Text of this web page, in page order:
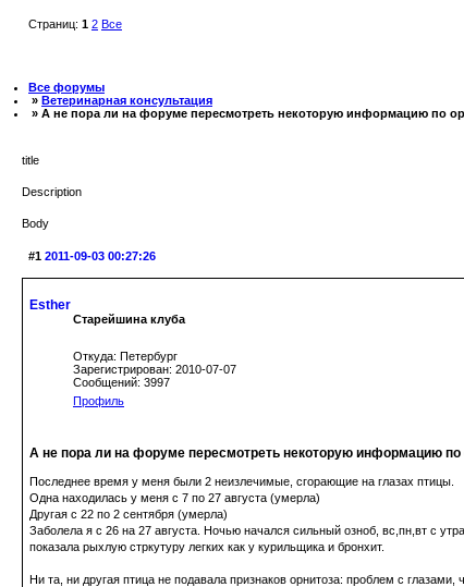
Страниц: 1 2 Все
Все форумы
» Ветеринарная консультация
» А не пора ли на форуме пересмотреть некоторую информацию по
title
Description
Body
#1 2011-09-03 00:27:26
Esther
Старейшина клуба
Откуда: Петербург
Зарегистрирован: 2010-07-07
Сообщений: 3997
Профиль
А не пора ли на форуме пересмотреть некоторую информацию по
Последнее время у меня были 2 неизлечимые, сгорающие на глазах птицы.
Одна находилась у меня с 7 по 27 августа (умерла)
Другая с 22 по 2 сентября (умерла)
Заболела я с 26 на 27 августа. Ночью начался сильный озноб, вс,пн,вт с
показала рыхлую стркутуру легких как у курильщика и бронхит.
Ни та, ни другая птица не подавала признаков орнитоза: проблем с глазами,